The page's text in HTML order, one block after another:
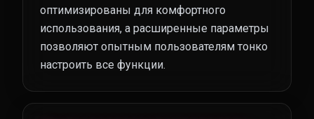
оптимизированы для комфортного
использования, а расширенные параметры
позволяют опытным пользователям тонко
настроить все функции.